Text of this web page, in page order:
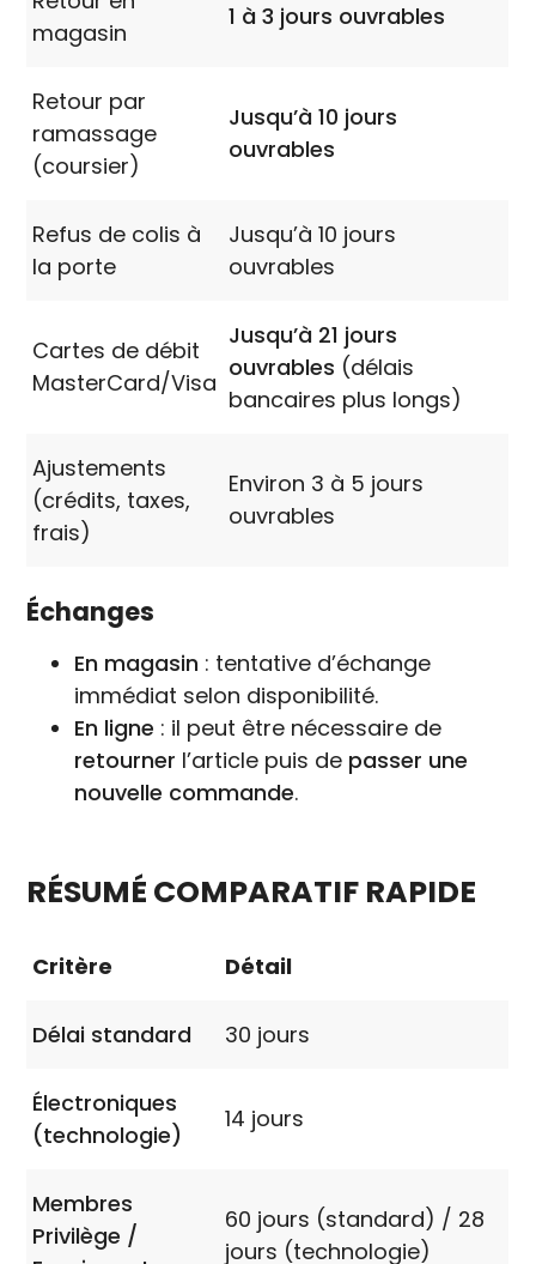
magasin
1 à 3 jours ouvrables
Retour par
ramassage
(coursier)
Jusqu’à 10 jours
ouvrables
Refus de colis à
la porte
Jusqu’à 10 jours
ouvrables
Cartes de débit
MasterCard/Visa
Jusqu’à 21 jours
ouvrables (délais
bancaires plus longs)
Ajustements
(crédits, taxes,
frais)
Environ 3 à 5 jours
ouvrables
Échanges
En magasin : tentative d’échange
immédiat selon disponibilité.
En ligne : il peut être nécessaire de
retourner l’article puis de passer une
nouvelle commande.
RÉSUMÉ COMPARATIF RAPIDE
Critère Détail
Délai standard 30 jours
Électroniques
(technologie)
14 jours
Membres
Privilège /
60 jours (standard) / 28
jours (technologie)